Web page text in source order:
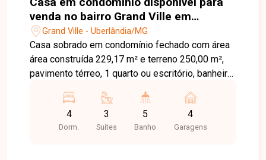
venda no bairro Grand Ville em
Uberlândia-MG
Grand Ville - Uberlândia/MG
Casa sobrado em condomínio fechado com área
área construída 229,17 m² e terreno 250,00 m²,
pavimento térreo, 1 quarto ou escritório, banheiro
jardim de inverno, porta retrátil, ampla cozinha
toda planejada, área gourmet com churrasqueira
balcão em granito, lavanderia, despensa cômodo
4
Dorm.
3
Suítes
5
Banho
4
Garagens